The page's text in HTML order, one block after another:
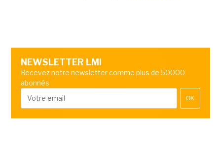
NEWSLETTER LMI
Recevez notre newsletter comme plus de 50000
abonnés
OK